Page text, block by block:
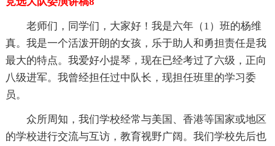
老师们，同学们，大家好！我是六年（1）班的杨维
真。我是一个活泼开朗的女孩，乐于助人和勇担责任是我
最大的特点。我爱好小提琴，现在已经考过了六级，正向
八级进军。我曾经担任过中队长，现担任班里的学习委
员。
众所周知，我们学校经常与美国、香港等国家或地区
的学校进行交流与互访，教育视野广阔。我们学校先后也